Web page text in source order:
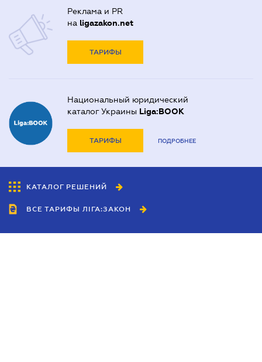
Реклама и PR
на ligazakon.net
ТАРИФЫ
Национальный юридический
каталог Украины Liga:BOOK
ТАРИФЫ ПОДРОБНЕЕ
КАТАЛОГ РЕШЕНИЙ
ВСЕ ТАРИФЫ ЛІГА:ЗАКОН